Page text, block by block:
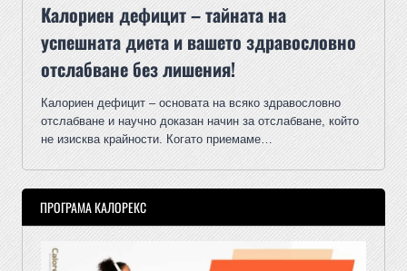
Калориен дефицит – тайната на
успешната диета и вашето здравословно
отслабване без лишения!
Калориен дефицит – основата на всяко здравословно
отслабване и научно доказан начин за отслабване, който
не изисква крайности. Когато приемаме…
ПРОГРАМА КАЛОРЕКС